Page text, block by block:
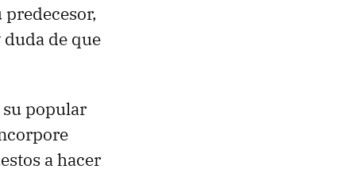
de que
popular
a hacer